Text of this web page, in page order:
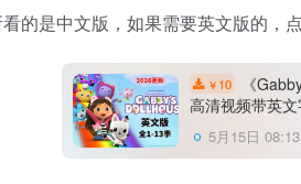
的是中文版，如果需要英文版的，
￥ 10
《
高清视频带英文
5月15日 08:13